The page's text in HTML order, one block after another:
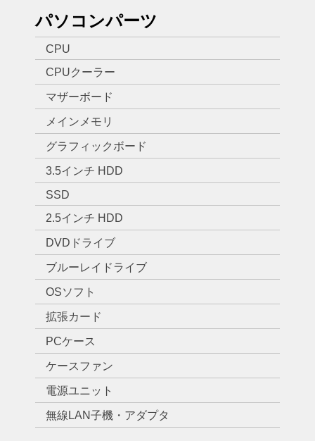
パソコンパーツ
CPU
CPUクーラー
マザーボード
メインメモリ
グラフィックボード
3.5インチ HDD
SSD
2.5インチ HDD
DVDドライブ
ブルーレイドライブ
OSソフト
拡張カード
PCケース
ケースファン
電源ユニット
無線LAN子機・アダプタ